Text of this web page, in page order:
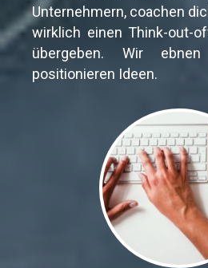
Unternehmern, coachen
wirklich einen Think-out-
übergeben. Wir
positionieren Ideen.